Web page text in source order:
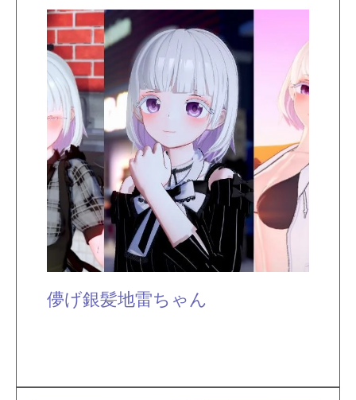
儚げ銀髪地雷ちゃん